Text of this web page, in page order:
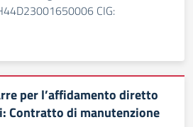
CIG:
per l’affidamento diretto
Contratto di manutenzione